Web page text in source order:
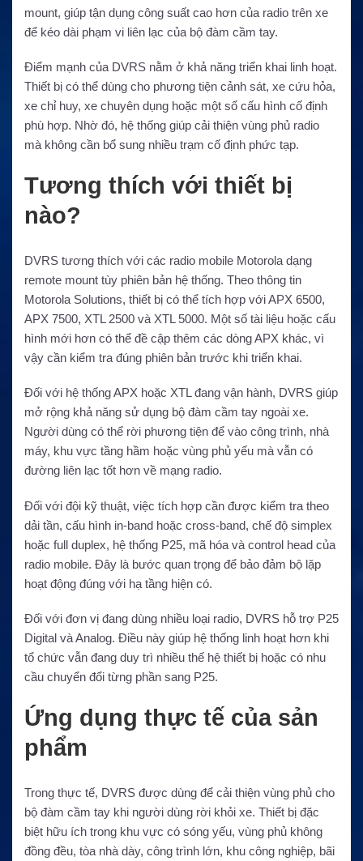
mount, giúp tận dụng công suất cao hơn của radio trên xe
để kéo dài phạm vi liên lạc của bộ đàm cầm tay.
Điểm mạnh của DVRS nằm ở khả năng triển khai linh hoạt.
Thiết bị có thể dùng cho phương tiện cảnh sát, xe cứu hỏa,
xe chỉ huy, xe chuyên dụng hoặc một số cấu hình cố định
phù hợp. Nhờ đó, hệ thống giúp cải thiện vùng phủ radio
mà không cần bổ sung nhiều trạm cố định phức tạp.
Tương thích với thiết bị
nào?
DVRS tương thích với các radio mobile Motorola dạng
remote mount tùy phiên bản hệ thống. Theo thông tin
Motorola Solutions, thiết bị có thể tích hợp với APX 6500,
APX 7500, XTL 2500 và XTL 5000. Một số tài liệu hoặc cấu
hình mới hơn có thể đề cập thêm các dòng APX khác, vì
vậy cần kiểm tra đúng phiên bản trước khi triển khai.
Đối với hệ thống APX hoặc XTL đang vận hành, DVRS giúp
mở rộng khả năng sử dụng bộ đàm cầm tay ngoài xe.
Người dùng có thể rời phương tiện để vào công trình, nhà
máy, khu vực tầng hầm hoặc vùng phủ yếu mà vẫn có
đường liên lạc tốt hơn về mạng radio.
Đối với đội kỹ thuật, việc tích hợp cần được kiểm tra theo
dải tần, cấu hình in-band hoặc cross-band, chế độ simplex
hoặc full duplex, hệ thống P25, mã hóa và control head của
radio mobile. Đây là bước quan trọng để bảo đảm bộ lặp
hoạt động đúng với hạ tầng hiện có.
Đối với đơn vị đang dùng nhiều loại radio, DVRS hỗ trợ P25
Digital và Analog. Điều này giúp hệ thống linh hoạt hơn khi
tổ chức vẫn đang duy trì nhiều thế hệ thiết bị hoặc có nhu
cầu chuyển đổi từng phần sang P25.
Ứng dụng thực tế của sản
phẩm
Trong thực tế, DVRS được dùng để cải thiện vùng phủ cho
bộ đàm cầm tay khi người dùng rời khỏi xe. Thiết bị đặc
biệt hữu ích trong khu vực có sóng yếu, vùng phủ không
đồng đều, tòa nhà dày, công trình lớn, khu công nghiệp, bãi